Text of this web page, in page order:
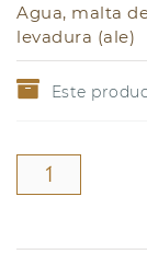
Agua, malta
levadura (ale)
Este